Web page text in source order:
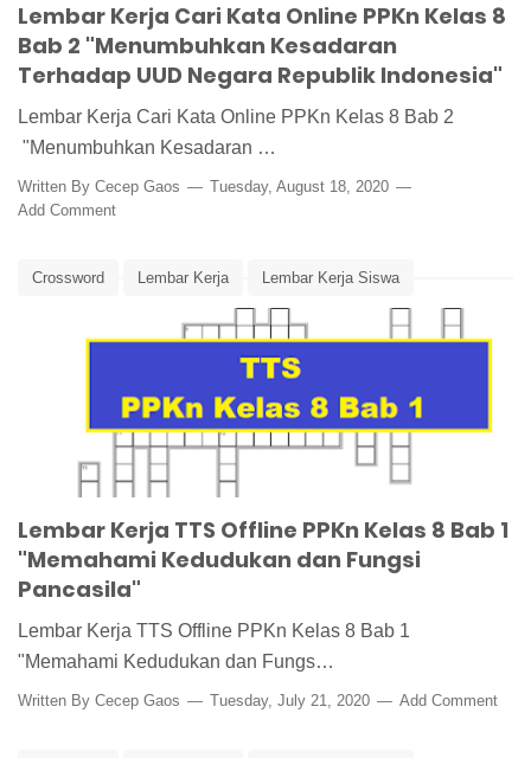
Lembar Kerja Cari Kata Online PPKn Kelas 8
Bab 2 "Menumbuhkan Kesadaran
Terhadap UUD Negara Republik Indonesia"
Lembar Kerja Cari Kata Online PPKn Kelas 8 Bab 2
"Menumbuhkan Kesadaran …
Written By Cecep Gaos
Tuesday, August 18, 2020
Add Comment
Crossword Lembar Kerja Lembar Kerja Siswa
Lembar Kerja TTS Offline PPKn Kelas 8 Bab 1
"Memahami Kedudukan dan Fungsi
Pancasila"
Lembar Kerja TTS Offline PPKn Kelas 8 Bab 1
"Memahami Kedudukan dan Fungs…
Written By Cecep Gaos Tuesday, July 21, 2020 Add Comment